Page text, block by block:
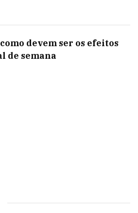
devem ser os efeitos
de semana